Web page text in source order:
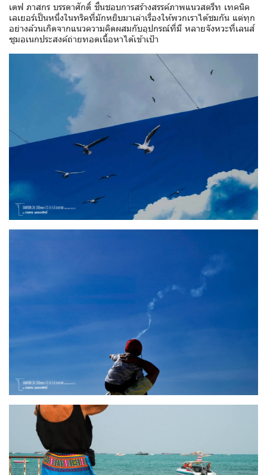
เดฟ ภาสกร บรรดาศักดิ์ ชื่นชอบการสร้างสรรค์ภาพแนวสตรีท เทคนิค
เลเยอร์เป็นหนึ่งในทริคที่มักหยิบมาเล่าเรื่องให้พวกเราได้ชมกัน แต่ทุก
อย่างล้วนเกิดจากแนวความคิดผสมกับอุปกรณ์ที่มี หลายจังหวะที่เลนส์
ซูมอเนกประสงค์ถ่ายทอดเนื้อหาได้เข้าเป้า